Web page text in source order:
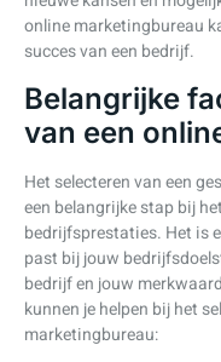
online marketingbureau
succes van een bedrijf.
Belangrijke
van een
Het selecteren van een
een belangrijke stap bij
bedrijfsprestaties. Het is
past bij jouw
bedrijf en jouw
kunnen je helpen bij het
marketingbureau: